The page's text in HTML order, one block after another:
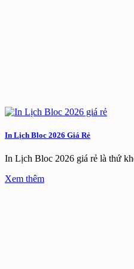
In Lịch Bloc 2026 Giá Rẻ
In Lịch Bloc 2026 giá rẻ là thứ
Xem thêm